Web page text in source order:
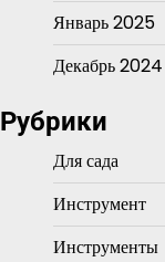
Январь 2025
Декабрь 2024
Рубрики
Для сада
Инструмент
Инструменты